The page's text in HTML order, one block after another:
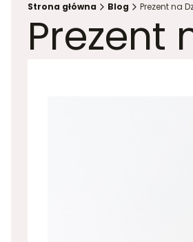
Strona główna Blog Prezent na
Prezent